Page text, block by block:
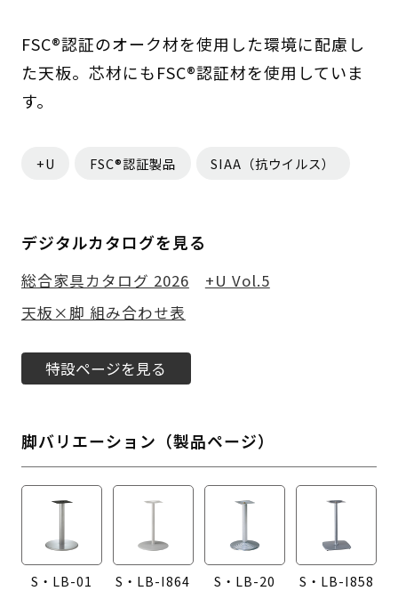
FSC®認証のオーク材を使用した環境に配慮し
た天板。芯材にもFSC®認証材を使用していま
す。
+U FSC®認証製品 SIAA（抗ウイルス）
デジタルカタログを見る
総合家具カタログ 2026
+U Vol.5
天板×脚 組み合わせ表
特設ページを見る
脚バリエーション（製品ページ）
S・LB-01 S・LB-I864 S・LB-20 S・LB-I858